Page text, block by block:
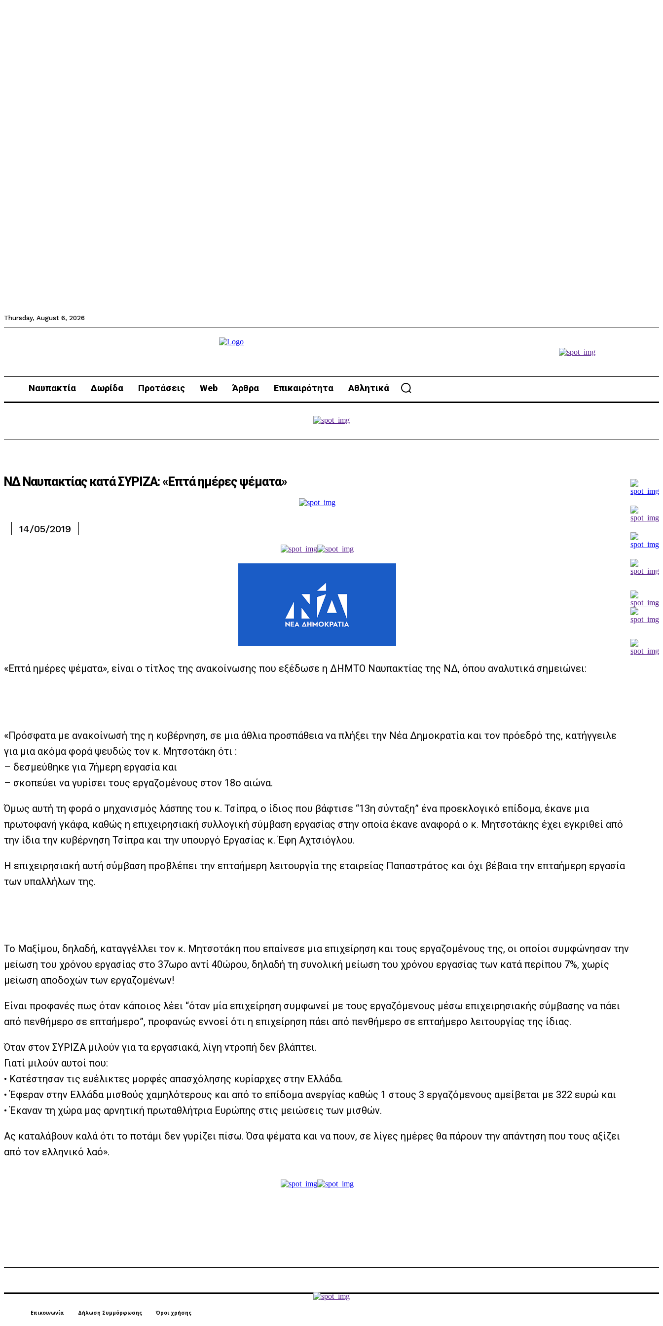
Thursday, August 6, 2026
Ναυπακτία Δωρίδα Προτάσεις Web Άρθρα Επικαιρότητα Αθλητικά
ΝΔ Ναυπακτίας κατά ΣΥΡΙΖΑ: «Επτά ημέρες ψέματα»
14/05/2019
«Επτά ημέρες ψέματα», είναι ο τίτλος της ανακοίνωσης που εξέδωσε η ΔΗΜΤΟ Ναυπακτίας της ΝΔ, όπου αναλυτικά σημειώνει:
«Πρόσφατα με ανακοίνωσή της η κυβέρνηση, σε μια άθλια προσπάθεια να πλήξει την Νέα Δημοκρατία και τον πρόεδρό της, κατήγγειλε
για μια ακόμα φορά ψευδώς τον κ. Μητσοτάκη ότι :
– δεσμεύθηκε για 7ήμερη εργασία και
– σκοπεύει να γυρίσει τους εργαζομένους στον 18ο αιώνα.
Όμως αυτή τη φορά ο μηχανισμός λάσπης του κ. Τσίπρα, ο ίδιος που βάφτισε “13η σύνταξη” ένα προεκλογικό επίδομα, έκανε μια
πρωτοφανή γκάφα, καθώς η επιχειρησιακή συλλογική σύμβαση εργασίας στην οποία έκανε αναφορά ο κ. Μητσοτάκης έχει εγκριθεί από
την ίδια την κυβέρνηση Τσίπρα και την υπουργό Εργασίας κ. Έφη Αχτσιόγλου.
Η επιχειρησιακή αυτή σύμβαση προβλέπει την επταήμερη λειτουργία της εταιρείας Παπαστράτος και όχι βέβαια την επταήμερη εργασία
των υπαλλήλων της.
Το Μαξίμου, δηλαδή, καταγγέλλει τον κ. Μητσοτάκη που επαίνεσε μια επιχείρηση και τους εργαζομένους της, οι οποίοι συμφώνησαν την
μείωση του χρόνου εργασίας στο 37ωρο αντί 40ώρου, δηλαδή τη συνολική μείωση του χρόνου εργασίας των κατά περίπου 7%, χωρίς
μείωση αποδοχών των εργαζομένων!
Είναι προφανές πως όταν κάποιος λέει “όταν μία επιχείρηση συμφωνεί με τους εργαζόμενους μέσω επιχειρησιακής σύμβασης να πάει
από πενθήμερο σε επταήμερο”, προφανώς εννοεί ότι η επιχείρηση πάει από πενθήμερο σε επταήμερο λειτουργίας της ίδιας.
Όταν στον ΣΥΡΙΖΑ μιλούν για τα εργασιακά, λίγη ντροπή δεν βλάπτει.
Γιατί μιλούν αυτοί που:
• Κατέστησαν τις ευέλικτες μορφές απασχόλησης κυρίαρχες στην Ελλάδα.
• Έφεραν στην Ελλάδα μισθούς χαμηλότερους και από το επίδομα ανεργίας καθώς 1 στους 3 εργαζόμενους αμείβεται με 322 ευρώ και
• Έκαναν τη χώρα μας αρνητική πρωταθλήτρια Ευρώπης στις μειώσεις των μισθών.
Ας καταλάβουν καλά ότι το ποτάμι δεν γυρίζει πίσω. Όσα ψέματα και να πουν, σε λίγες ημέρες θα πάρουν την απάντηση που τους αξίζει
από τον ελληνικό λαό».
Επικοινωνία Δήλωση Συμμόρφωσης Όροι χρήσης